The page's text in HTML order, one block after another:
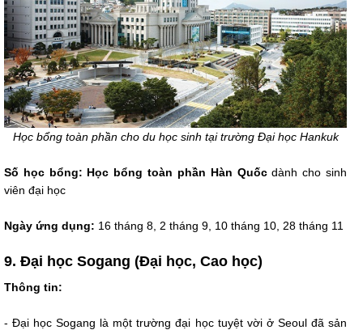
Học bổng toàn phần cho du học sinh tại trường Đại học Hankuk
Số học bổng: Học bổng toàn phần Hàn Quốcdành cho sinh
viên đại học
Ngày ứng dụng: 16 tháng 8, 2 tháng 9, 10 tháng 10, 28 tháng 11
9. Đại học Sogang (Đại học, Cao học)
Thông tin:
- Đại học Sogang là một trường đại học tuyệt vời ở Seoul đã sản